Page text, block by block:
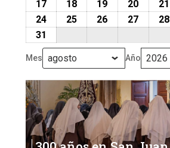
2026
2026
2026
2026
agosto,
2026
agosto,
2026
agosto,
2026
agosto,
2026
1717
agosto,
1818
agosto,
19
agosto,
20
agosto,
21
2424
2026
2525
2026
26
2026
27
2026
28
31
agosto,
2026
Mes Año